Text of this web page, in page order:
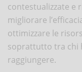
contestualizzate e
migliorare
ottimizzare le
soprattutto tra chi
raggiungere.